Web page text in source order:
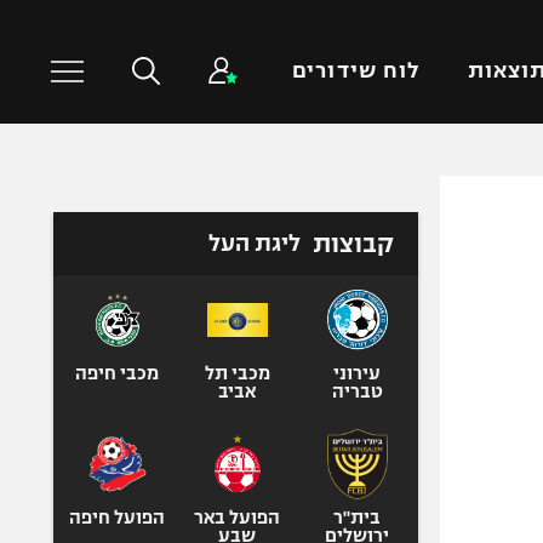
תוצאות לוח שידורים
טניס
כדורעף
ספורט אולימפי
קבוצות ליגת העל
עירוני
טבריה
מכבי תל
אביב
מכבי חיפה
בית"ר
ירושלים
הפועל באר
שבע
הפועל חיפה